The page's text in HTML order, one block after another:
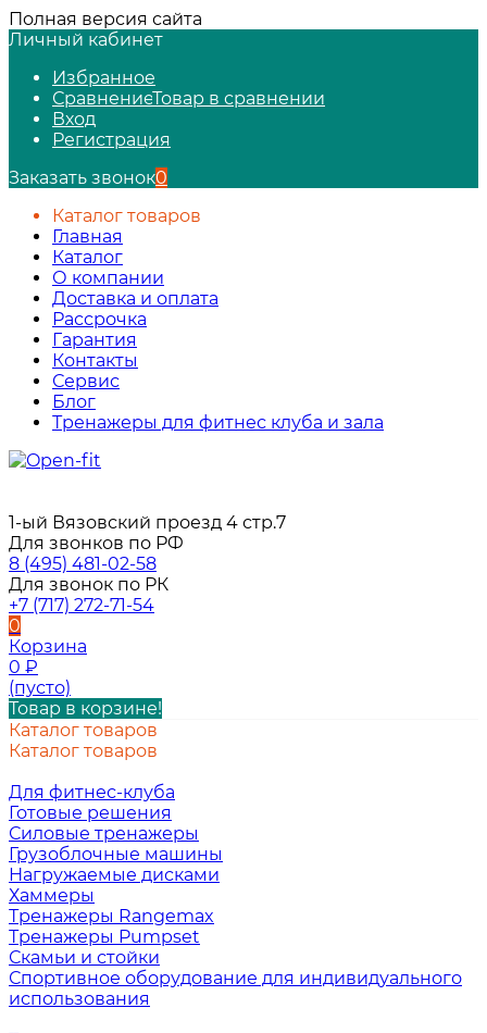
Полная версия сайта
Личный кабинет
Избранное
СравнениеТовар в сравнении
Вход
Регистрация
Заказать звонок0
Каталог товаров
Главная
Каталог
О компании
Доставка и оплата
Рассрочка
Гарантия
Контакты
Сервис
Блог
Тренажеры для фитнес клуба и зала
1-ый Вязовский проезд 4 стр.7
Для звонков по РФ
8 (495) 481-02-58
Для звонок по РК
+7 (717) 272-71-54
0
Корзина
0 ₽
(пусто)
Товар в корзине!
Каталог товаров
Каталог товаров
Для фитнес-клуба
Готовые решения
Силовые тренажеры
Грузоблочные машины
Нагружаемые дисками
Хаммеры
Тренажеры Rangemax
Тренажеры Pumpset
Скамьи и стойки
Спортивное оборудование для индивидуального
использования